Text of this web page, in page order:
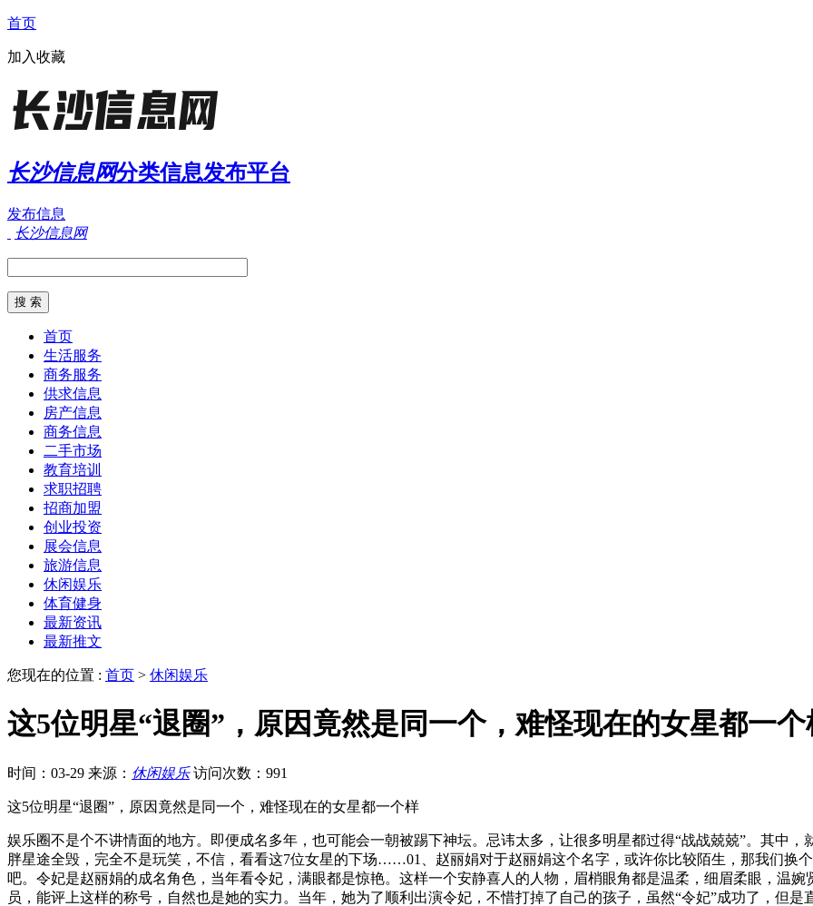
首页
加入收藏
长沙信息网分类信息发布平台
发布信息
长沙信息网
首页
生活服务
商务服务
供求信息
房产信息
商务信息
二手市场
教育培训
求职招聘
招商加盟
创业投资
展会信息
旅游信息
休闲娱乐
体育健身
最新资讯
最新推文
您现在的位置 : 首页 > 休闲娱乐
这5位明星“退圈”，原因竟然是同一个，难怪现在的女星都一个
时间：03-29 来源： 休闲娱乐 访问次数：991
这5位明星“退圈”，原因竟然是同一个，难怪现在的女星都一个样
娱乐圈不是个不讲情面的地方。即便成名多年，也可能会一朝被踢下神坛。忌讳太多，让很多明星都过得“战战兢兢”。其中
胖星途全毁，完全不是玩笑，不信，看看这7位女星的下场……01、赵丽娟对于赵丽娟这个名字，或许你比较陌生，那我们换
吧。令妃是赵丽娟的成名角色，当年看令妃，满眼都是惊艳。这样一个安静喜人的人物，眉梢眼角都是温柔，细眉柔眼，温
员，能评上这样的称号，自然也是她的实力。当年，她为了顺利出演令妃，不惜打掉了自己的孩子，虽然“令妃”成功了，但